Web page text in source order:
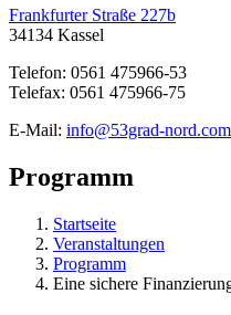
Frankfurter Straße 227b
34134 Kassel
Telefon: 0561 475966-53
Telefax: 0561 475966-75
E-Mail: info@53grad-nord.com
Programm
Startseite
Veranstaltungen
Programm
Eine sichere